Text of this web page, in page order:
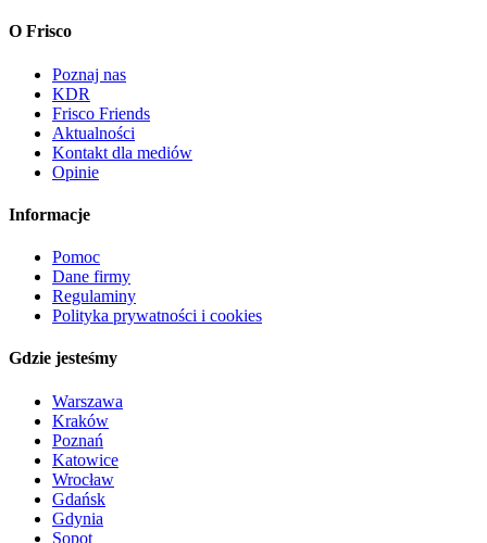
O Frisco
Poznaj nas
KDR
Frisco Friends
Aktualności
Kontakt dla mediów
Opinie
Informacje
Pomoc
Dane firmy
Regulaminy
Polityka prywatności i cookies
Gdzie jesteśmy
Warszawa
Kraków
Poznań
Katowice
Wrocław
Gdańsk
Gdynia
Sopot